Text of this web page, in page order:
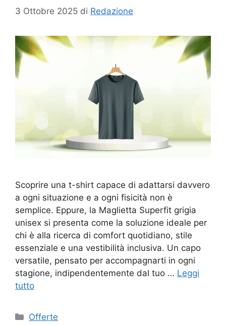
3 Ottobre 2025 di Redazione
Scoprire una t-shirt capace di adattarsi davvero
a ogni situazione e a ogni fisicità non è
semplice. Eppure, la Maglietta Superfit grigia
unisex si presenta come la soluzione ideale per
chi è alla ricerca di comfort quotidiano, stile
essenziale e una vestibilità inclusiva. Un capo
versatile, pensato per accompagnarti in ogni
stagione, indipendentemente dal tuo … Leggi
tutto
Categorie
Offerte